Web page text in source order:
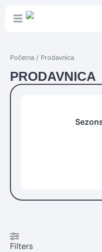
Početna / Prodavnica
PRODAVNICA
Filters